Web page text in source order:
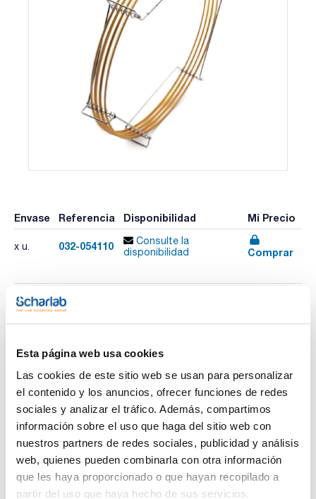
Esta página web usa cookies
Las cookies de este sitio web se usan para personalizar
el contenido y los anuncios, ofrecer funciones de redes
sociales y analizar el tráfico. Además, compartimos
información sobre el uso que haga del sitio web con
nuestros partners de redes sociales, publicidad y análisis
web, quienes pueden combinarla con otra información
que les haya proporcionado o que hayan recopilado a
partir del uso que haya hecho de sus servicios.
Envase Referencia Disponibilidad Mi Precio
x u. 032-054110
Consulte la
disponibilidad
Comprar
Fase : BPX5
Espesor film (µm) : 0,15
Longitud (m) : 30
Límite temperatura (ºC) : -40 a 360/370
Pack (u.) : 1
Fase: 5% Fenil 95% Polisilfenileno-siloxano.
- Columna excelente de uso general-adecuada para el 80%
de los análisis de rutina por GC
- Alta temperatura
- Bajo sangrado
- No-polar
Ver más
Documentación técnica
TDS / Ficha técnica
COA